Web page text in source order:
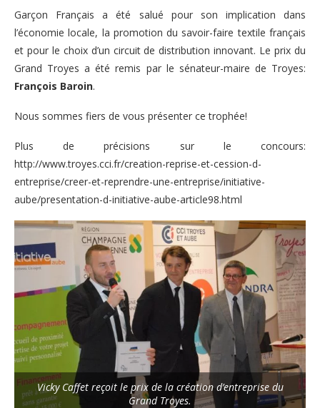
Garçon Français a été salué pour son implication dans
l’économie locale, la promotion du savoir-faire textile français
et pour le choix d’un circuit de distribution innovant. Le prix du
Grand Troyes a été remis par le sénateur-maire de Troyes:
François Baroin.
Nous sommes fiers de vous présenter ce trophée!
Plus de précisions sur le concours:
http://www.troyes.cci.fr/creation-reprise-et-cession-d-
entreprise/creer-et-reprendre-une-entreprise/initiative-
aube/presentation-d-initiative-aube-article98.html
Vicky Caffet reçoit le prix de la création d’entreprise du
Grand Troyes.